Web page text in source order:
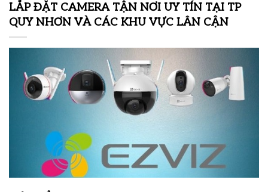
LẮP ĐẶT CAMERA TẬN NƠI UY TÍN TẠI TP
QUY NHƠN VÀ CÁC KHU VỰC LÂN CẬN